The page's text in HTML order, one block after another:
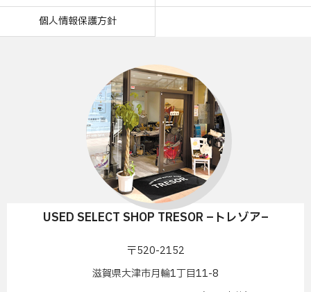
個人情報保護方針
USED SELECT SHOP TRESOR –トレゾア–
〒520-2152
滋賀県大津市月輪1丁目11-8